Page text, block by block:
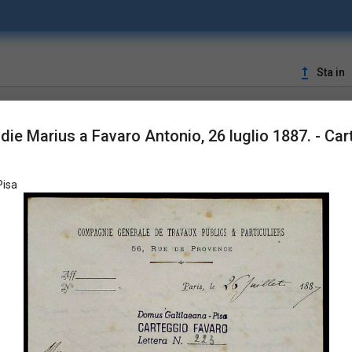
upgrade Sta in
Marius a Favaro Antonio, 26 luglio 1887. -